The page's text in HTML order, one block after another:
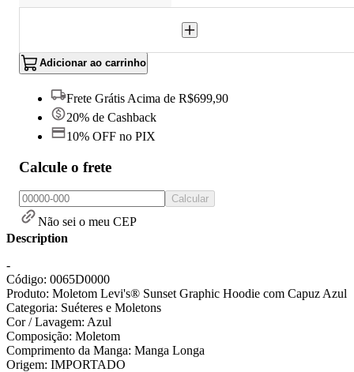
Adicionar ao carrinho
Frete Grátis Acima de R$699,90
20% de Cashback
10% OFF no PIX
Calcule o frete
Calcular
Não sei o meu CEP
Description
-
Código: 0065D0000
Produto: Moletom Levi's® Sunset Graphic Hoodie com Capuz Azul
Categoria: Suéteres e Moletons
Cor / Lavagem: Azul
Composição: Moletom
Comprimento da Manga: Manga Longa
Origem: IMPORTADO